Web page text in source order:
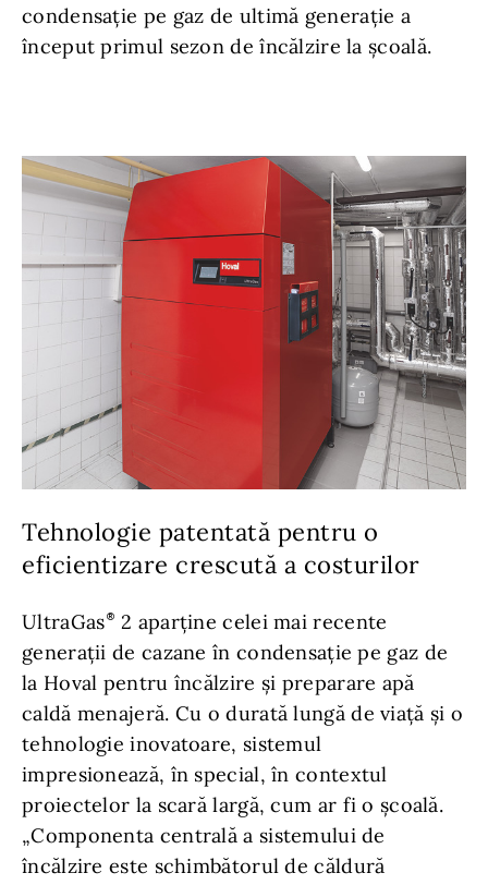
condensație pe gaz de ultimă generație a
început primul sezon de încălzire la școală.
Tehnologie patentată pentru o
eficientizare crescută a costurilor
UltraGas
2 aparține celei mai recente
generații de cazane în condensație pe gaz de
la Hoval pentru încălzire și preparare apă
caldă menajeră. Cu o durată lungă de viață și o
tehnologie inovatoare, sistemul
impresionează, în special, în contextul
proiectelor la scară largă, cum ar fi o școală.
„Componenta centrală a sistemului de
încălzire este schimbătorul de căldură